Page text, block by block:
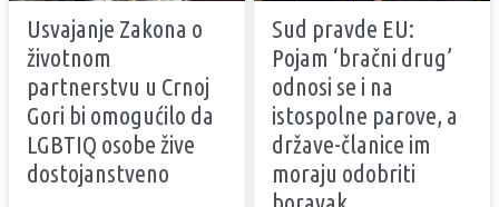
Usvajanje Zakona o
životnom
partnerstvu u Crnoj
Gori bi omogućilo da
LGBTIQ osobe žive
dostojanstveno
Sud pravde EU:
Pojam ‘bračni drug’
odnosi se i na
istospolne parove, a
države-članice im
moraju odobriti